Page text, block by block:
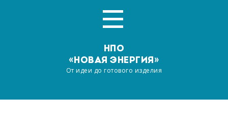
НПО
«НОВАЯ ЭНЕРГИЯ»
От идеи до готового изделия